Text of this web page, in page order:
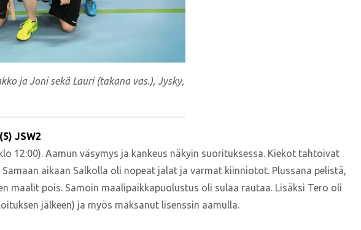
ja Joni sekä Lauri (takana vas.), Jysky,
JSW2
12:00). Aamun väsymys ja kankeus näkyin suorituksessa. Kiekot tahtoivat
aikaan Salkolla oli nopeat jalat ja varmat kiinniotot. Plussana pelistä,
maalit pois. Samoin maalipaikkapuolustus oli sulaa rautaa. Lisäksi Tero oli
jälkeen) ja myös maksanut lisenssin aamulla.